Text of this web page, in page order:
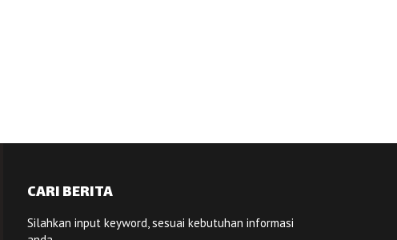
CARI BERITA
Silahkan input keyword, sesuai kebutuhan informasi